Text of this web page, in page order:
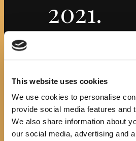
This website uses cookies
We use cookies to personalise
provide social media features and
We also share information about
our social media, advertising and
2021.
Početna
izvještaj
donacije 2021.
Previous item